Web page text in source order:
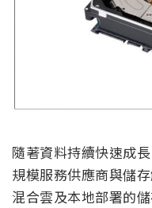
隨著資料持續快速成
規模服務供應商與儲
混合雲及本地部署的